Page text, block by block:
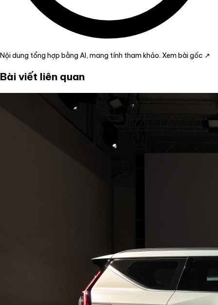
Nội dung tổng hợp bằng AI, mang tính tham khảo. Xem bài gốc ↗
Bài viết liên quan